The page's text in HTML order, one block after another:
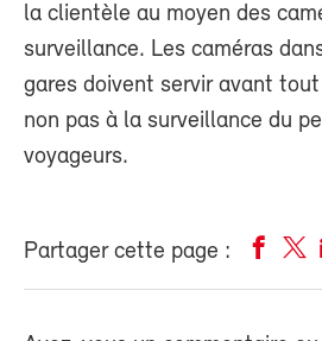
la clientèle au moyen des
surveillance. Les caméras
gares doivent servir avant
non pas à la surveillance du
voyageurs.
Partager cette page :